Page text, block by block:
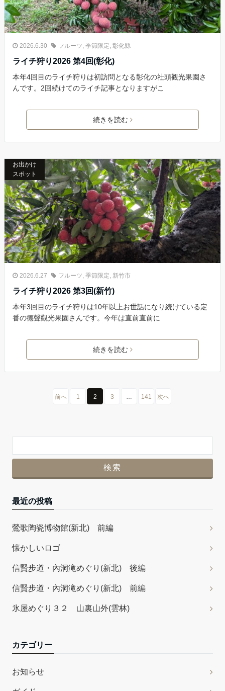
2026.6.30 フルーツ 季節限定 彰化縣
ライチ狩り2026 第4回(彰化)
本年4回目のライチ狩りは初訪問となる彰化の社頭觀光果園さ
んです。2回続けてのライチ記事となりますがこ
続きを読む
お出かけ
スポット
2026.6.27 フルーツ 季節限定 新竹市
ライチ狩り2026 第3回(新竹)
本年3回目のライチ狩りは10年以上お世話になり続けている定
番の德聲觀光果園さんです。今年は直前直前に
続きを読む
前へ 1 2 3 141 次へ
最近の投稿
鶯歌陶瓷博物館(新北) 前編
懐かしいロゴ
信賢步道・內洞滝めぐり(新北) 後編
信賢步道・內洞滝めぐり(新北) 前編
氷屋めぐり３２ 山裏山外(雲林)
カテゴリー
お知らせ